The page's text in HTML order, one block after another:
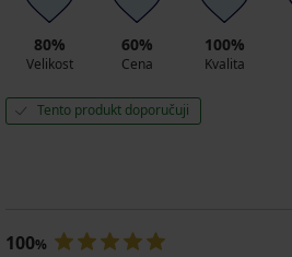
80%
Velikost
60%
Cena
100%
Kvalita
Tento produkt doporučuji
100%